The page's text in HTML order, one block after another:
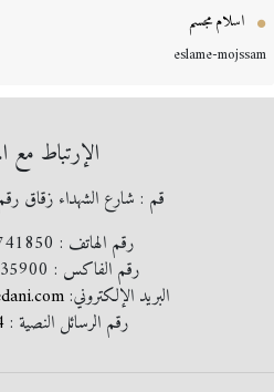
اسلام مجسم
eslame-
الإرتباط مع
قم : شارع الشهداء زقاق رقم 33 رقم الدار 16
رقم الهاتف :
رقم الفاكس :
البريد الإلكتروني:
رقم الرسائل النصية :